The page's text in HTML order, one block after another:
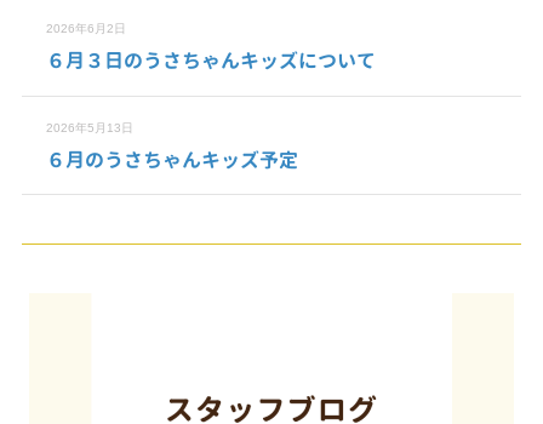
2026年6月2日
６月３日のうさちゃんキッズについて
2026年5月13日
６月のうさちゃんキッズ予定